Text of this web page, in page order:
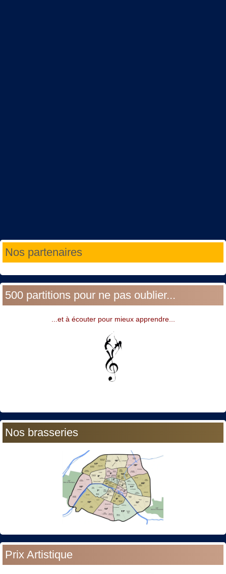
Nos partenaires
500 partitions pour ne pas oublier...
...et à écouter pour mieux apprendre...
Nos brasseries
Prix Artistique
Année
précédente
Mois
précédent
Année
suivante
Mois
suivant